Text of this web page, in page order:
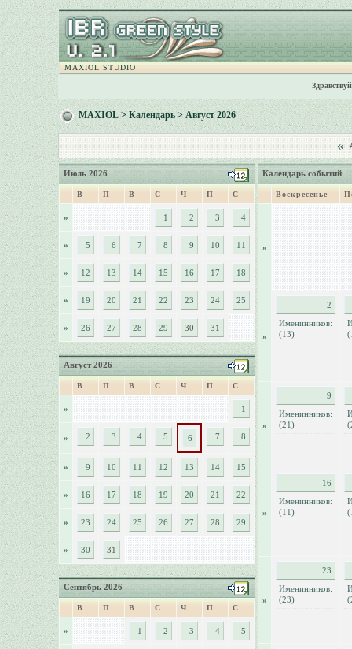
MAXIOL STUDIO
MAXIOL>Календарь> Август 2026
«
Июль 2026
В П В С Ч П С
» 1 2 3 4
» 5 6 7 8 9 10 11
» 12 13 14 15 16 17 18
» 19 20 21 22 23 24 25
» 26 27 28 29 30 31
Август 2026
В П В С Ч П С
» 1
» 2 3 4 5 6 7 8
» 9 10 11 12 13 14 15
» 16 17 18 19 20 21 22
» 23 24 25 26 27 28 29
» 30 31
Сентябрь 2026
В П В С Ч П С
» 1 2 3 4 5
Календарь событий
Воскресенье
»
»
2
Именинников:
(13)
»
9
Именинников:
(21)
»
16
Именинников:
(11)
»
23
Именинников:
(23)